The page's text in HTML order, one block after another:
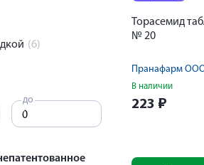
(6)
до
Торасемид
№ 20
Пранафарм
В наличии
223 ₽